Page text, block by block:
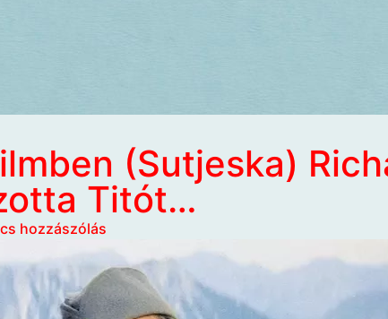
(Sutjeska)
Titót…
hozzászólás